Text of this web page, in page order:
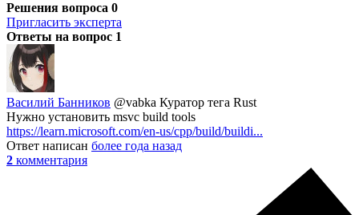
Решения вопроса 0
Пригласить эксперта
Ответы на вопрос 1
Василий Банников @vabka Куратор тега Rust
Нужно установить msvc build tools
https://learn.microsoft.com/en-us/cpp/build/buildi...
Ответ написан более года назад
2 комментария